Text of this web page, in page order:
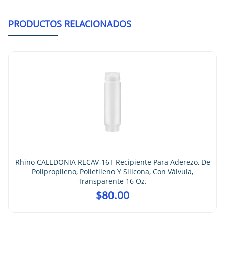
PRODUCTOS RELACIONADOS
Rhino CALEDONIA RECAV-16T Recipiente Para Aderezo, De
Polipropileno, Polietileno Y Silicona, Con Válvula,
Transparente 16 Oz.
$80.00